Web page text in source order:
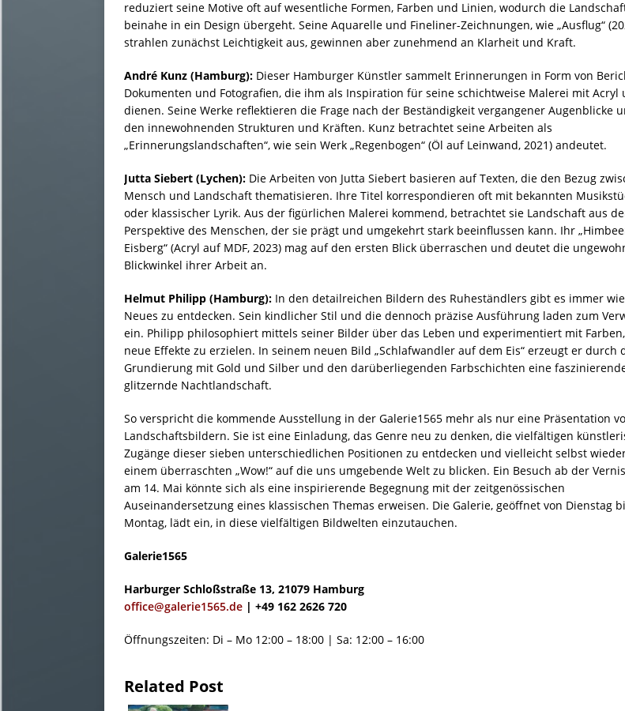
reduziert seine Motive oft auf wesentliche Formen, Farben und Linien, wodurch die
beinahe in ein Design übergeht. Seine Aquarelle und Fineliner-Zeichnungen, wie „Ausflug“
strahlen zunächst Leichtigkeit aus, gewinnen aber zunehmend an Klarheit und Kraft.
André Kunz (Hamburg): Dieser Hamburger Künstler sammelt Erinnerungen in Form von
Dokumenten und Fotografien, die ihm als Inspiration für seine schichtweise Malerei mit Acryl
dienen. Seine Werke reflektieren die Frage nach der Beständigkeit vergangener Augenblicke
den innewohnenden Strukturen und Kräften. Kunz betrachtet seine Arbeiten als
„Erinnerungslandschaften“, wie sein Werk „Regenbogen“ (Öl auf Leinwand, 2021) andeutet.
Jutta Siebert (Lychen): Die Arbeiten von Jutta Siebert basieren auf Texten, die den Bezug
Mensch und Landschaft thematisieren. Ihre Titel korrespondieren oft mit bekannten
oder klassischer Lyrik. Aus der figürlichen Malerei kommend, betrachtet sie Landschaft aus
Perspektive des Menschen, der sie prägt und umgekehrt stark beeinflussen kann. Ihr
Eisberg“ (Acryl auf MDF, 2023) mag auf den ersten Blick überraschen und deutet die
Blickwinkel ihrer Arbeit an.
Helmut Philipp (Hamburg): In den detailreichen Bildern des Ruheständlers gibt es immer
Neues zu entdecken. Sein kindlicher Stil und die dennoch präzise Ausführung laden zum
ein. Philipp philosophiert mittels seiner Bilder über das Leben und experimentiert mit
neue Effekte zu erzielen. In seinem neuen Bild „Schlafwandler auf dem Eis“ erzeugt er durch
Grundierung mit Gold und Silber und den darüberliegenden Farbschichten eine
glitzernde Nachtlandschaft.
So verspricht die kommende Ausstellung in der Galerie1565 mehr als nur eine Präsentation
Landschaftsbildern. Sie ist eine Einladung, das Genre neu zu denken, die vielfältigen
Zugänge dieser sieben unterschiedlichen Positionen zu entdecken und vielleicht selbst
einem überraschten „Wow!“ auf die uns umgebende Welt zu blicken. Ein Besuch ab der
am 14. Mai könnte sich als eine inspirierende Begegnung mit der zeitgenössischen
Auseinandersetzung eines klassischen Themas erweisen. Die Galerie, geöffnet von Dienstag
Montag, lädt ein, in diese vielfältigen Bildwelten einzutauchen.
Galerie1565
Harburger Schloßstraße 13, 21079 Hamburg
office@galerie1565.de | +49 162 2626 720
Öffnungszeiten: Di – Mo 12:00 – 18:00 | Sa: 12:00 – 16:00
Related Post